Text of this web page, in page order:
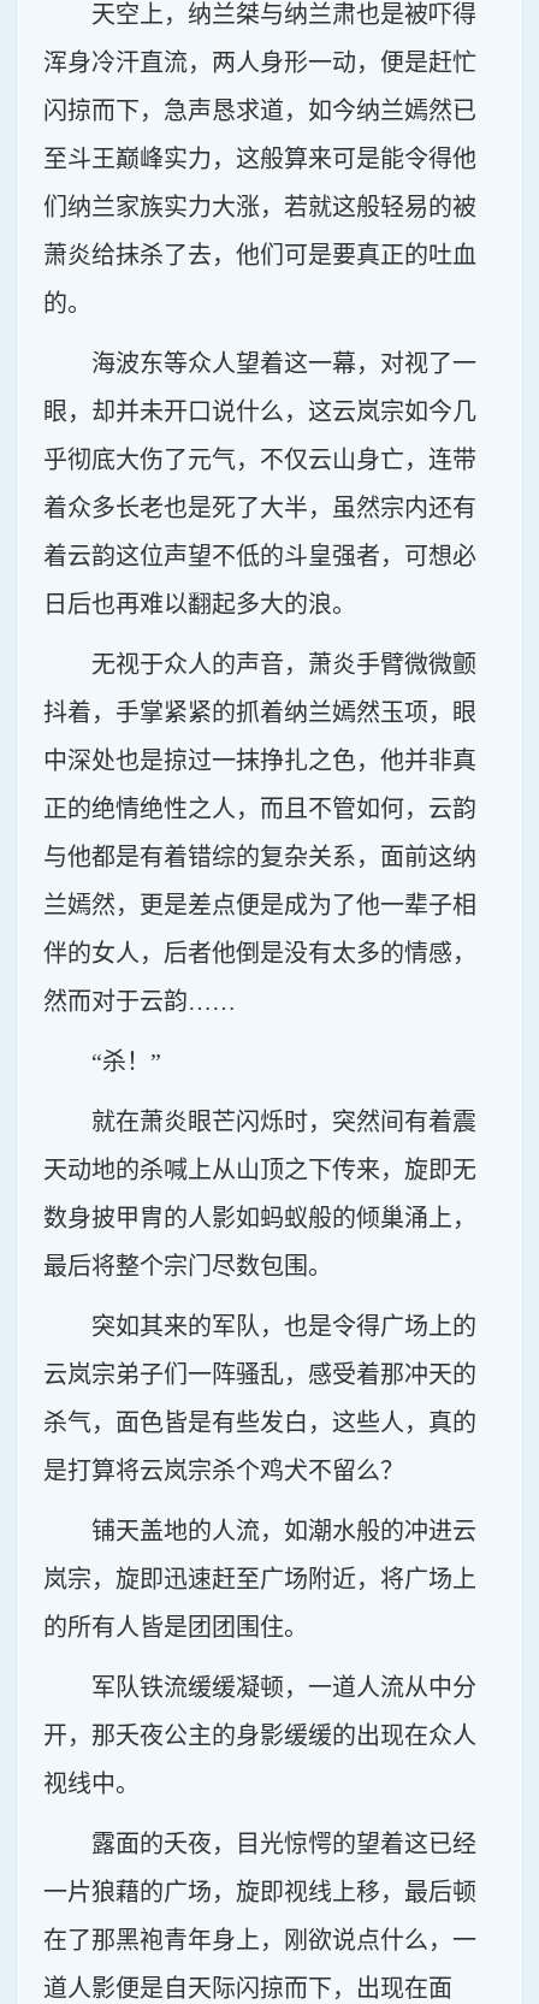
天空上，纳兰桀与纳兰肃也是被吓得
浑身冷汗直流，两人身形一动，便是赶忙
闪掠而下，急声恳求道，如今纳兰嫣然已
至斗王巅峰实力，这般算来可是能令得他
们纳兰家族实力大涨，若就这般轻易的被
萧炎给抹杀了去，他们可是要真正的吐血
的。
海波东等众人望着这一幕，对视了一
眼，却并未开口说什么，这云岚宗如今几
乎彻底大伤了元气，不仅云山身亡，连带
着众多长老也是死了大半，虽然宗内还有
着云韵这位声望不低的斗皇强者，可想必
日后也再难以翻起多大的浪。
无视于众人的声音，萧炎手臂微微颤
抖着，手掌紧紧的抓着纳兰嫣然玉项，眼
中深处也是掠过一抹挣扎之色，他并非真
正的绝情绝性之人，而且不管如何，云韵
与他都是有着错综的复杂关系，面前这纳
兰嫣然，更是差点便是成为了他一辈子相
伴的女人，后者他倒是没有太多的情感，
然而对于云韵……
“杀！”
就在萧炎眼芒闪烁时，突然间有着震
天动地的杀喊上从山顶之下传来，旋即无
数身披甲胄的人影如蚂蚁般的倾巢涌上，
最后将整个宗门尽数包围。
突如其来的军队，也是令得广场上的
云岚宗弟子们一阵骚乱，感受着那冲天的
杀气，面色皆是有些发白，这些人，真的
是打算将云岚宗杀个鸡犬不留么？
铺天盖地的人流，如潮水般的冲进云
岚宗，旋即迅速赶至广场附近，将广场上
的所有人皆是团团围住。
军队铁流缓缓凝顿，一道人流从中分
开，那夭夜公主的身影缓缓的出现在众人
视线中。
露面的夭夜，目光惊愕的望着这已经
一片狼藉的广场，旋即视线上移，最后顿
在了那黑袍青年身上，刚欲说点什么，一
道人影便是自天际闪掠而下，出现在面